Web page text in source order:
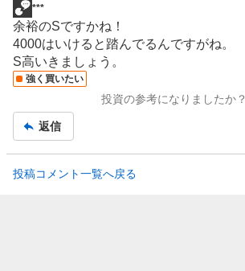
掲
示
板
記
事
***
余裕のSですかね！
4000はいけると踏んでるんですがね。
S高いきましょう。
強く買いたい
投資の参考になりましたか？
返信
投稿コメント一覧へ戻る